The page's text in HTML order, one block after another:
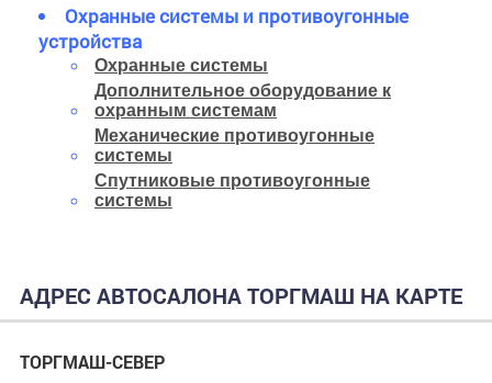
Охранные системы и противоугонные
устройства
Охранные системы
Дополнительное оборудование к
охранным системам
Механические противоугонные
системы
Спутниковые противоугонные
системы
АДРЕС АВТОСАЛОНА ТОРГМАШ НА КАРТЕ
ТОРГМАШ-СЕВЕР